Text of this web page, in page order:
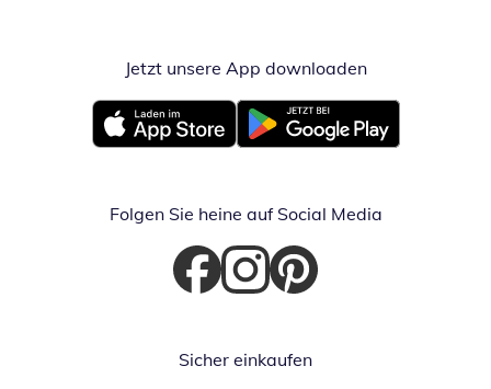
Jetzt unsere App downloadenÖffnet in
Öffnet in neuem FensterÖffnet in neuem Fenster
Folgen Sie heine auf Social Media
Öffnet in neuem Fenster
Öffnet in neuem Fenster
Öffnet in neuem Fenster
Sicher einkaufen